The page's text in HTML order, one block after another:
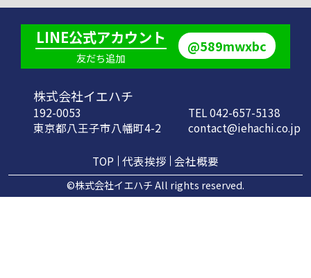
LINE公式アカウント
友だち追加
@589mwxbc
株式会社イエハチ
192-0053
東京都八王子市八幡町4-2
TEL 042-657-5138
contact@iehachi.co.jp
TOP 代表挨拶 会社概要
©株式会社イエハチ All rights reserved.